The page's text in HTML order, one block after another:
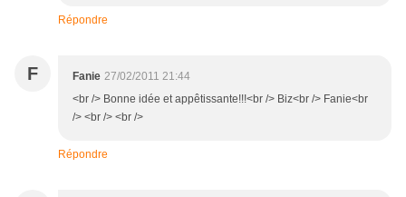
Répondre
F Fanie 27/02/2011 21:44
<br /> Bonne idée et appêtissante!!!<br /> Biz<br /> Fanie<br
/> <br /> <br />
Répondre